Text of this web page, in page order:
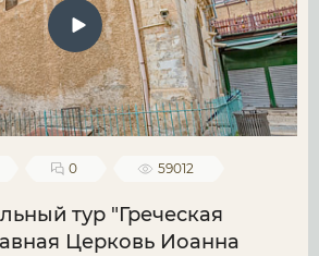
0 59012
тур "Греческая
Церковь Иоанна